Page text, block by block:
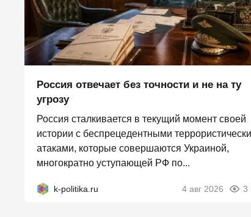
Россия отвечает без точности и не на ту
угрозу
Россия сталкивается в текущий момент своей
истории с беспрецедентными
атаками, которые совершаются Украиной,
многократно уступающей РФ по...
k-politika.ru 4 авг 2026 3